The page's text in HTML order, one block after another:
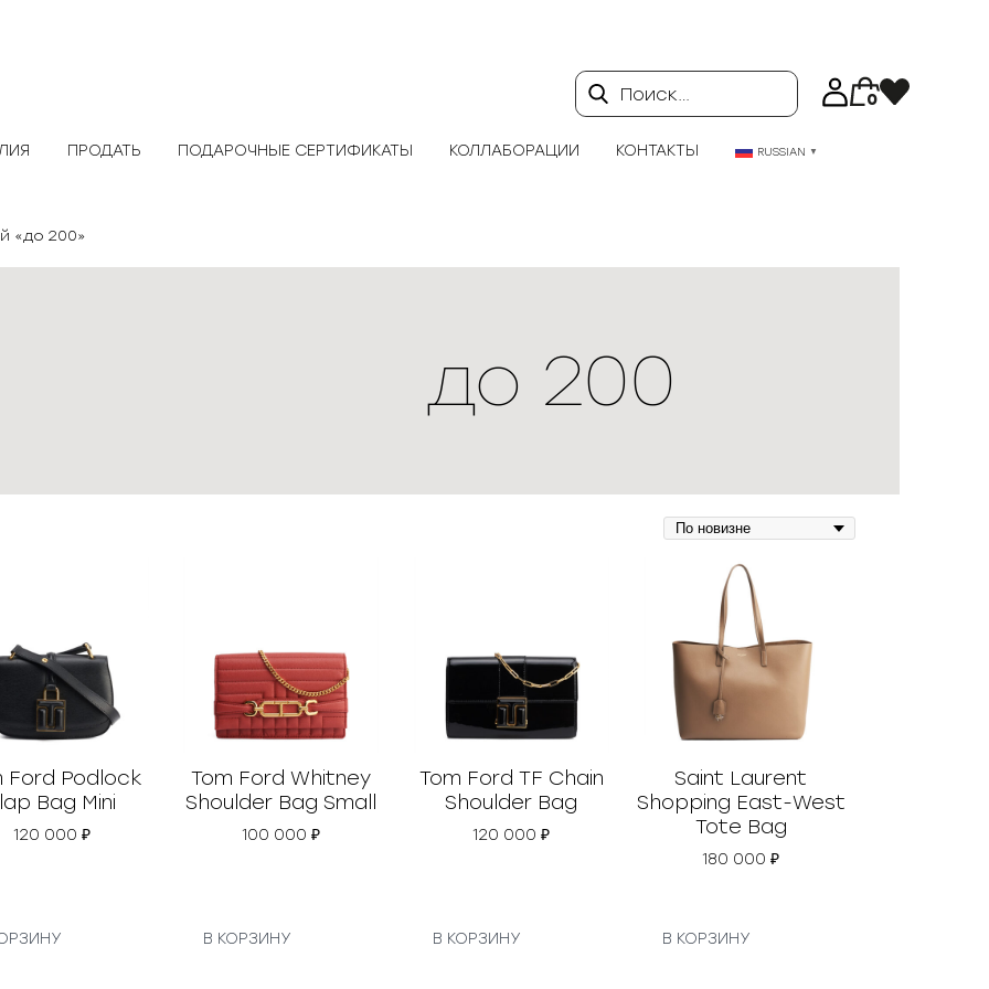
Поиск… 0
ПРОДАТЬ ПОДАРОЧНЫЕ СЕРТИФИКАТЫ КОЛЛАБОРАЦИИ КОНТАКТЫ RUSSIAN ▼
«до 200»
до 200
Ford Podlock
Bag Mini
120 000 ₽
Tom Ford Whitney
Shoulder Bag Small
100 000₽
В КОРЗИНУ
Tom Ford TF Chain
Shoulder Bag
120 000₽
В КОРЗИНУ
Saint Laurent
Shopping East-West
Tote Bag
180 000₽
В КОРЗИНУ